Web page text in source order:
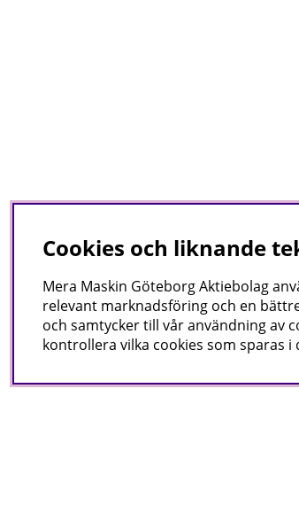
Cookies och liknande
Mera Maskin Göteborg Aktiebolag
relevant marknadsföring och en
och samtycker till vår användning av
kontrollera vilka cookies som sparas i